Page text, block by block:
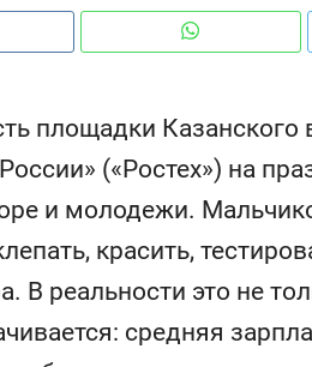
площадки Казанского
(«Ростех») на
и молодежи.
красить,
В реальности это не
средняя
ГРУПП» и ВТБ
жилого
Казанью
150
ID